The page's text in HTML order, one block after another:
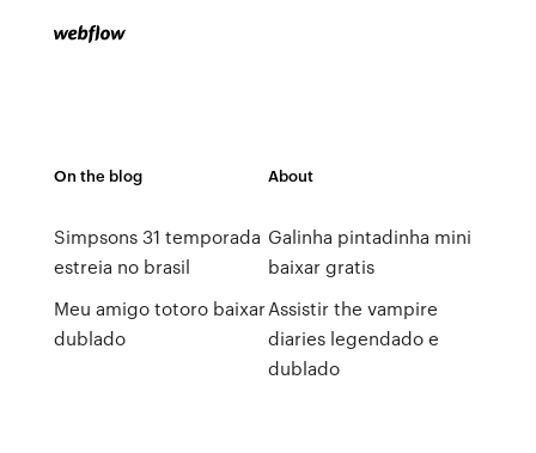
On the blog
Simpsons 31 temporada
estreia no brasil
Meu amigo totoro baixar
dublado
About
Galinha pintadinha mini
baixar gratis
Assistir the vampire
diaries legendado e
dublado